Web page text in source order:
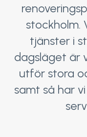
stockholm.
tjänster i
dagsläget är
utför stora
samt så har